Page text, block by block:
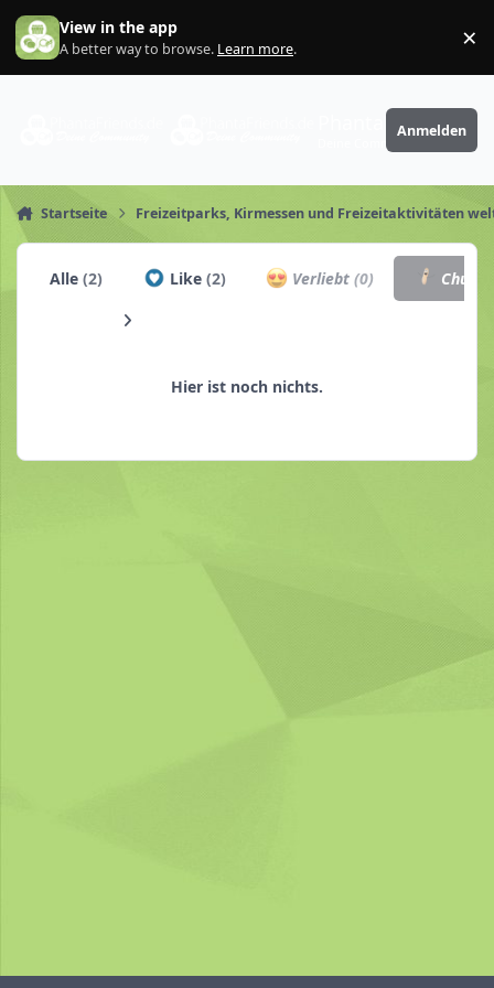
Zum Inhalt springen
View in the app
A better way to browse. Learn more. ×
PhantaFriends.de
Anmelden
Startseite Freizeitparks, Kirmessen und Freizeitaktivitäten
Alle(2) Like (2) Verliebt(0)
Hier ist noch nichts.